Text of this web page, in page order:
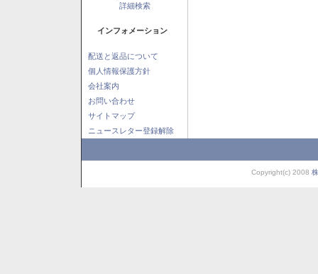
詳細検索
インフォメーション
配送と返品について
個人情報保護方針
会社案内
お問い合わせ
サイトマップ
ニュースレター登録解除
Copyright(c) 2008